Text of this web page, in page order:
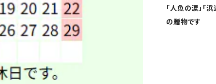
「人魚の涙」「
の贈物です